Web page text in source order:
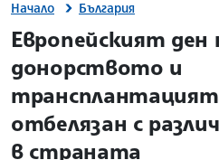
Начало България
site.bta
Европейският ден
донорството и
отбелязан с
в страната